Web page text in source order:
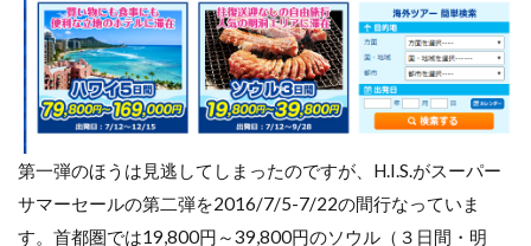
第一弾のほうは見逃してしまったのですが、H.I.S.がスーパー
サマーセールの第二弾を2016/7/5-7/22の間行なっていま
す。首都圏では19,800円～39,800円のソウル（３日間・明